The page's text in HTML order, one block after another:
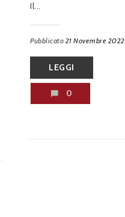
Il...
Pubblicato 21 Novembre 2022
LEGGI
0